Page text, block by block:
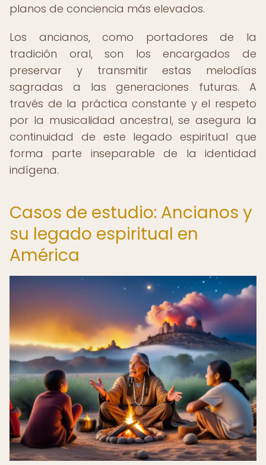
planos de conciencia más elevados.
Los ancianos, como portadores de la
tradición oral, son los encargados de
preservar y transmitir estas melodías
sagradas a las generaciones futuras. A
través de la práctica constante y el respeto
por la musicalidad ancestral, se asegura la
continuidad de este legado espiritual que
forma parte inseparable de la identidad
indígena.
Casos de estudio: Ancianos y
su legado espiritual en
América